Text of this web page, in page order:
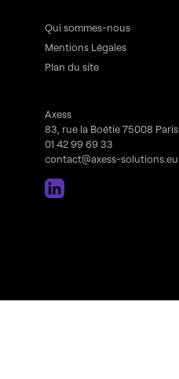
Qui sommes-nous
Mentions Légales
Plan du site
Axess
83, rue la Boétie 75008 Paris
01 42 99 69 33
contact@axess-solutions.eu